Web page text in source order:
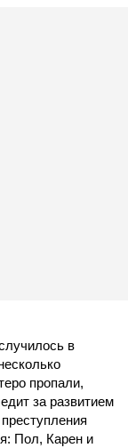
в
пропали,
за развитием
Пол, Карен и